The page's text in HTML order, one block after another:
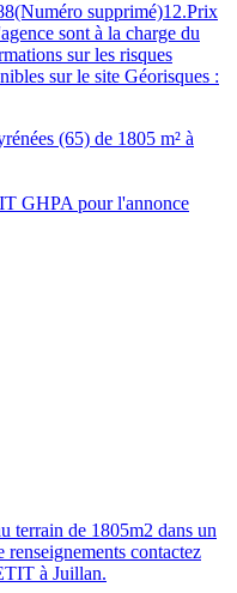
supprimé)12.Prix
sont à la charge du
sur les risques
sur le site Géorisques :
terrain de 1805m2 dans un
contactez
à Juillan.